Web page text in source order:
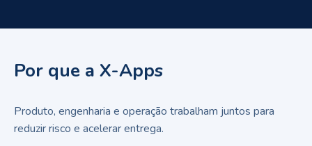
Por que a X-Apps
Produto, engenharia e operação trabalham juntos para
reduzir risco e acelerar entrega.